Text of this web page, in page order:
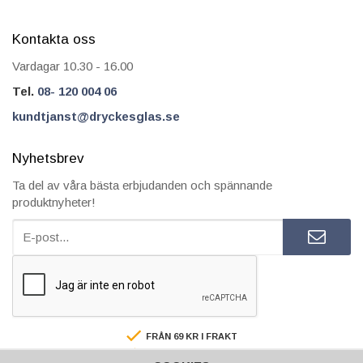
Kontakta oss
Vardagar 10.30 - 16.00
Tel. 08- 120 004 06
kundtjanst@dryckesglas.se
Nyhetsbrev
Ta del av våra bästa erbjudanden och spännande
produktnyheter!
FRÅN 69 KR I FRAKT